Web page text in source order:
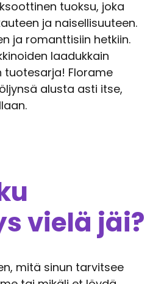
tuoksu, joka
ja naisellisuuteen.
ja romanttisiin hetkiin.
laadukkain
tuotesarja! Florame
alusta asti itse,
vielä jäi?
mitä sinun tarvitsee